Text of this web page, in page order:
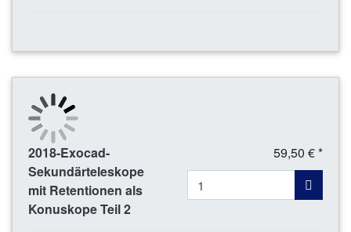
2018-Exocad-
Sekundärteleskope
mit Retentionen als
Konuskope Teil 2
59,50 € *